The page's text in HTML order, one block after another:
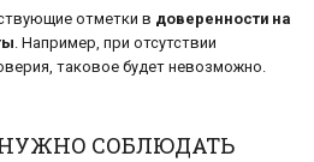
отметки в доверенности на
. Например, при отсутствии
таковое будет невозможно.
СОБЛЮДАТЬ